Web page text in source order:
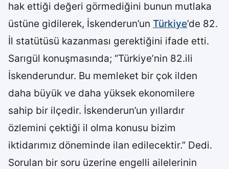
hak ettiği değeri görmediğini bunun mutlaka
üstüne gidilerek, İskenderun’un Türkiye’de 82.
İl statütüsü kazanması gerektiğini ifade etti.
Sarıgül konuşmasında; “Türkiye’nin 82.ili
İskenderundur. Bu memleket bir çok ilden
daha büyük ve daha yüksek ekonomilere
sahip bir ilçedir. İskenderun’un yıllardır
özlemini çektiği il olma konusu bizim
iktidarımız döneminde ilan edilecektir.” Dedi.
Sorulan bir soru üzerine engelli ailelerinin